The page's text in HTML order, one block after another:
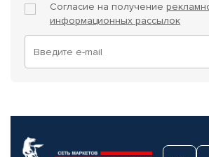
Согласие на получение
информационных рассылок